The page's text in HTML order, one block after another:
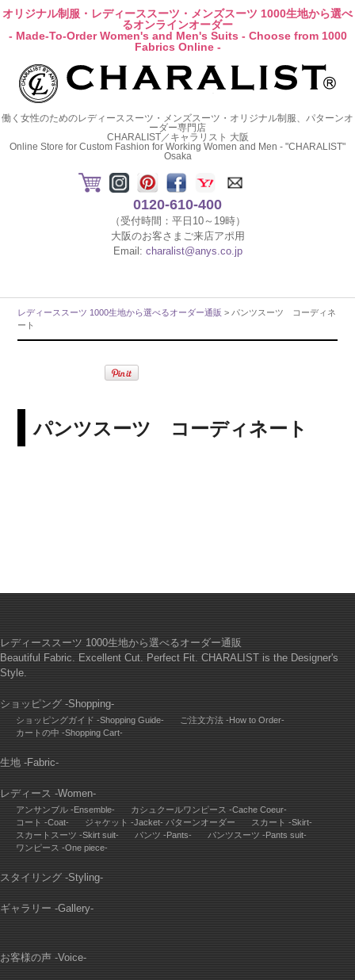
オリジナル制服・レディーススーツ・メンズスーツ 1000生地から選べ
るオンラインオーダー
- Made-To-Order Women's and Men's Suits - Choose from 1000
Fabrics Online -
働く女性のためのレディーススーツ・メンズスーツ・オリジナル制服、パターンオ
ーダー専門店
CHARALIST／キャラリスト 大阪
Online Store for Custom Fashion for Working Women and Men - "CHARALIST"
Osaka
0120-610-400
（受付時間：平日10～19時）
大阪のお客さまご来店アポ用
Email: charalist@anys.co.jp
レディーススーツ 1000生地から選べるオーダー通販 > パンツスーツ コーディネ
ート
パンツスーツ コーディネート
レディーススーツ 1000生地から選べるオーダー通販
Beautiful Fabric. Excellent Cut. Perfect Fit. CHARALIST is the Designer's
Style.
ショッピング -Shopping-
ショッピングガイド -Shopping Guide-
ご注文方法 -How to Order-
カートの中 -Shopping Cart-
生地 -Fabric-
レディース -Women-
アンサンブル -Ensemble-
カシュクールワンピース -Cache Coeur-
コート -Coat-
ジャケット -Jacket- パターンオーダー
スカート -Skirt-
スカートスーツ -Skirt suit-
パンツ -Pants-
パンツスーツ -Pants suit-
ワンピース -One piece-
スタイリング -Styling-
ギャラリー -Gallery-
お客様の声 -Voice-